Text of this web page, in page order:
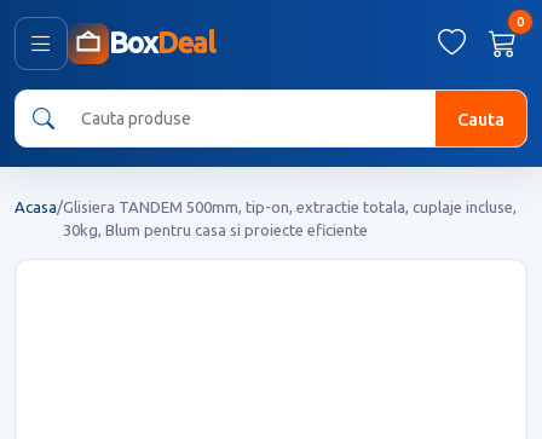
BoxDeal
0
Cauta
Acasa/Glisiera TANDEM 500mm, tip-on, extractie totala, cuplaje incluse,
30kg, Blum pentru casa si proiecte eficiente